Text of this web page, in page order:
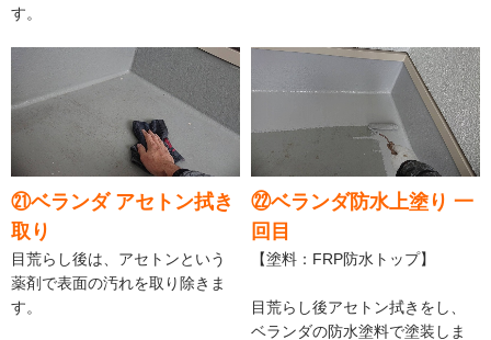
す。
㉑ベランダ アセトン拭き
取り
目荒らし後は、アセトンという
薬剤で表面の汚れを取り除きま
す。
㉒ベランダ防水上塗り 一
回目
【塗料：FRP防水トップ】
目荒らし後アセトン拭きをし、
ベランダの防水塗料で塗装しま